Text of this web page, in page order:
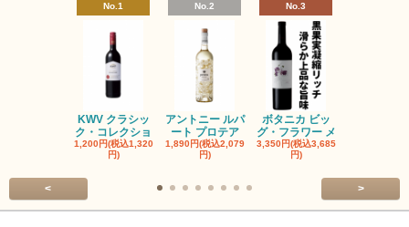
No.1
KWV クラシッ
ク・コレクショ
1,200円(税込1,320
円)
No.2
アントニー ルパ
ート プロテア
1,890円(税込2,079
円)
No.3
ボタニカ ビッ
グ・フラワー メ
3,350円(税込3,685
円)
< >